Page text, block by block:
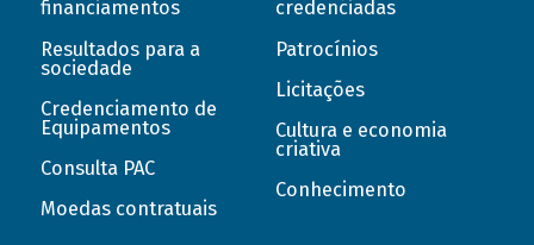
financiamentos
Resultados para a
sociedade
Credenciamento de
Equipamentos
Consulta PAC
Moedas contratuais
credenciadas
Patrocínios
Licitações
Cultura e economia
criativa
Conhecimento